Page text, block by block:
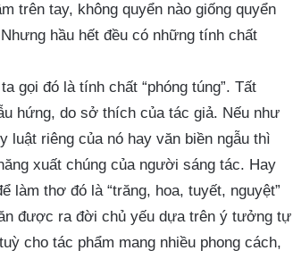
trên tay, không quyển nào giống quyển
hầu hết đều có những tính chất
gọi đó là tính chất “phóng túng”. Tất
hứng, do sở thích của tác giả. Nếu như
luật riêng của nó hay văn biền ngẫu thì
xuất chúng của người sáng tác. Hay
làm thơ đó là “trăng, hoa, tuyết, nguyệt”
được ra đời chủ yếu dựa trên ý tưởng tự
cho tác phẩm mang nhiều phong cách,